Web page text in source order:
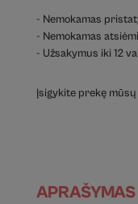
- Nemokamas
- Nemokamas
- Užsakymus iki 12
Įsigykite prekę
APRAŠYMAS